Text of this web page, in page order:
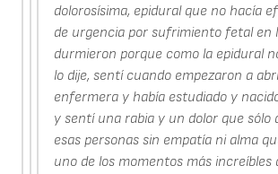
dolorosísima, epidural que no hacía
de urgencia por sufrimiento fetal en
durmieron porque como la epidural
lo dije, sentí cuando empezaron a
enfermera y había estudiado y
y sentí una rabia y un dolor que sólo
esas personas sin empatía ni alma
uno de los momentos más increíbles